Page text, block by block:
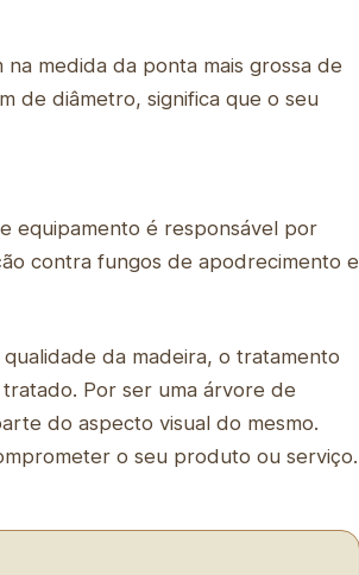
medida da ponta mais grossa de
de diâmetro, significa que o seu
equipamento é responsável por
contra fungos de apodrecimento e
da madeira, o tratamento
Por ser uma árvore de
do aspecto visual do mesmo.
o seu produto ou serviço.